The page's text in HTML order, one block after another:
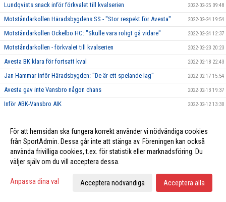
Lundqvists snack inför förkvalet till kvalserien 2022-02-25 09:48
Motståndarkollen Häradsbygdens SS - "Stor respekt för Avesta" 2022-02-24 19:54
Motståndarkollen Ockelbo HC: "Skulle vara roligt gå vidare" 2022-02-24 12:37
Motståndarkollen - förkvalet till kvalserien 2022-02-23 20:23
Avesta BK klara för fortsatt kval 2022-02-18 22:43
Jan Hammar inför Häradsbygden: "De är ett spelande lag" 2022-02-17 15:54
Avesta gav inte Vansbro någon chans 2022-02-13 19:37
Inför ABK-Vansbro AIK 2022-02-12 13:30
Inför ABK-BK Ockra Hockey 2022-02-10 08:12
Ny seger för Avesta - 7-1 borta mot Ore
Förlänger ABK segersviten?
2022-02-04 23:22
Mattsson inför Hedemora SK: "Starterna kan bli bättre" 2022-02-03 16:36
För att hemsidan ska fungera korrekt använder vi nödvändiga cookies
från SportAdmin. Dessa går inte att stänga av. Föreningen kan också
använda frivilliga cookies, t.ex. för statistik eller marknadsföring. Du
väljer själv om du vill acceptera dessa.
Anpassa dina val Acceptera nödvändiga Acceptera alla